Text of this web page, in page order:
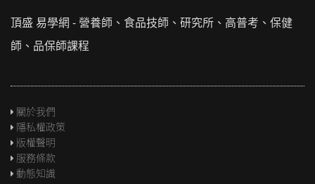
頂盛 易學網 - 營養師、食品技師、研究所、高普考、保健
師、品保師課程
關於我們
隱私權政策
版權聲明
服務條款
動態知識